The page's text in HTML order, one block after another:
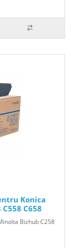
Konica
C658
Bizhub C258